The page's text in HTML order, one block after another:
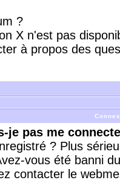
?
X n'est pas
à propos des
je pas me
? Plus
vous été banni
contacter le